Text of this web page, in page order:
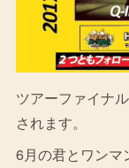
ツアーファイナ
されます。
6月の君とワンマ